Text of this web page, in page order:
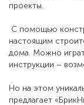
проекты.
С помощью
настоящим
дома. Можно
инструкции –
Но на этом
предлагает